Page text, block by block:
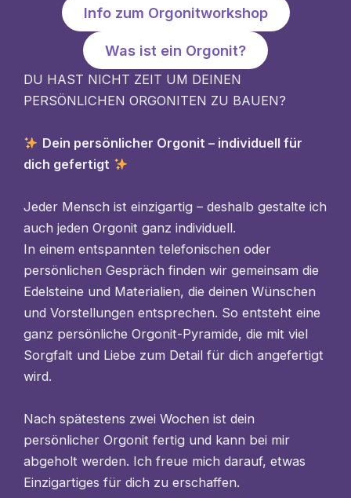
Info zum Orgonitworkshop
Was ist ein Orgonit?
DU HAST NICHT ZEIT UM DEINEN
PERSÖNLICHEN ORGONITEN ZU BAUEN?
Dein persönlicher Orgonit – individuell für
dich gefertigt
Jeder Mensch ist einzigartig – deshalb gestalte ich
auch jeden Orgonit ganz individuell.
In einem entspannten telefonischen oder
persönlichen Gespräch finden wir gemeinsam die
Edelsteine und Materialien, die deinen Wünschen
und Vorstellungen entsprechen. So entsteht eine
ganz persönliche Orgonit-Pyramide, die mit viel
Sorgfalt und Liebe zum Detail für dich angefertigt
wird.
Nach spätestens zwei Wochen ist dein
persönlicher Orgonit fertig und kann bei mir
abgeholt werden. Ich freue mich darauf, etwas
Einzigartiges für dich zu erschaffen.